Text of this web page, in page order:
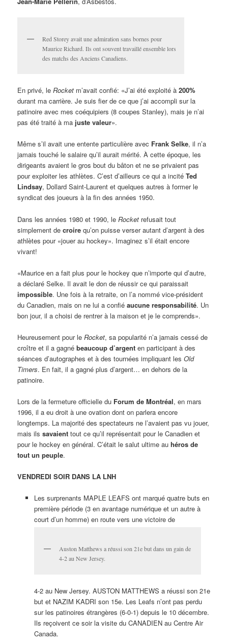
Red Storey avait une admiration sans bornes pour
Maurice Richard. Ils ont souvent travaillé ensemble lors
des matchs des Anciens Canadiens.
En privé, leRocket m’avait confié: «J’ai été exploité à200%
durant ma carrière. Je suis fier de ce que j’ai accompli sur la
patinoire avec mes coéquipiers (8 coupes Stanley), mais je n’ai
pas été traité à ma juste valeur».
Même s’il avait une entente particulière avec Frank Selke, il n’a
jamais touché le salaire qu’il aurait mérité. À cette époque, les
dirigeants avaient le gros bout du bâton et ne se privaient pas
pour exploiter les athlètes. C’est d’ailleurs ce qui a incitéTed
Lindsay, Dollard Saint-Laurent et quelques autres à former le
syndicat des joueurs à la fin des années 1950.
Dans les années 1980 et 1990, leRocket refusait tout
simplement decroire qu’on puisse verser autant d’argent à des
athlètes pour «jouer au hockey». Imaginez s’il était encore
vivant!
«Maurice en a fait plus pour le hockey que n’importe qui d’autre,
a déclaré Selke. Il avait le don de réussir ce qui paraissait
impossible. Une fois à la retraite, on l’a nommé vice-président
du Canadien, mais on ne lui a confiéaucune responsabilité. Un
bon jour, il a choisi de rentrer à la maison et je le comprends».
Heureusement pour leRocket, sa popularité n’a jamais cessé de
croître et il a gagnébeaucoup d’argent en participant à des
séances d’autographes et à des tournées impliquant lesOld
Timers. En fait, il a gagné plus d’argent… en dehors de la
patinoire.
Lors de la fermeture officielle du Forum de Montréal, en mars
1996, il a eu droit à une ovation dont on parlera encore
longtemps. La majorité des spectateurs ne l’avaient pas vu jouer,
mais ilssavaient tout ce qu’il représentait pour le Canadien et
pour le hockey en général. C’était le salut ultime auhéros de
tout un peuple.
VENDREDI SOIR DANS LA LNH
Les surprenants MAPLE LEAFS ont marqué quatre buts en
première période (3 en avantage numérique et un autre à
court d’un homme) en route vers une victoire de
Auston Matthews a réussi son 21e but dans un gain de
4-2 au New Jersey.
4-2 au New Jersey. AUSTON MATTHEWS a réussi son 21e
but et NAZIM KADRI son 15e. Les Leafs n’ont pas perdu
sur les patinoires étrangères (6-0-1) depuis le 10 décembre.
Ils reçoivent ce soir la visite du CANADIEN au Centre Air
Canada.